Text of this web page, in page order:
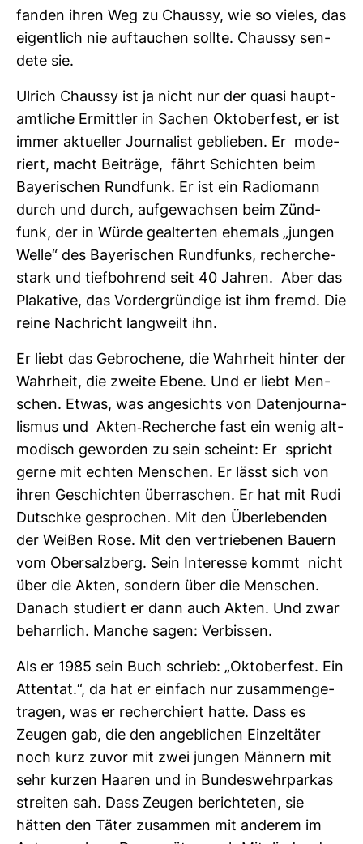
fanden ihren Weg zu Chaussy, wie so vieles, das
eigent­lich nie auf­tau­chen sollte. Chaussy sen­
dete sie.
Ulrich Chaussy ist ja nicht nur der quasi haupt­
amt­liche Ermittler in Sachen Okto­ber­fest, er ist
immer aktu­eller Jour­na­list geblieben. Er mode­
riert, macht Bei­träge, fährt Schichten beim
Baye­ri­schen Rund­funk. Er ist ein Radio­mann
durch und durch, auf­ge­wachsen beim Zünd­
funk, der in Würde geal­terten ehe­mals „jungen
Welle“ des Baye­ri­schen Rund­funks, recher­che­
stark und tief­boh­rend seit 40 Jahren. Aber das
Pla­ka­tive, das Vor­der­grün­dige ist ihm fremd. Die
reine Nach­richt lang­weilt ihn.
Er liebt das Gebro­chene, die Wahr­heit hinter der
Wahr­heit, die zweite Ebene. Und er liebt Men­
schen. Etwas, was ange­sichts von Daten­jour­na­
lismus und Akten-​Recherche fast ein wenig alt­
mo­disch geworden zu sein scheint: Er spricht
gerne mit echten Men­schen. Er lässt sich von
ihren Geschichten über­ra­schen. Er hat mit Rudi
Dutschke gespro­chen. Mit den Über­le­benden
der Weißen Rose. Mit den ver­trie­benen Bauern
vom Ober­salz­berg. Sein Inter­esse kommt nicht
über die Akten, son­dern über die Men­schen.
Danach stu­diert er dann auch Akten. Und zwar
beharr­lich. Manche sagen: Ver­bissen.
Als er 1985 sein Buch schrieb: „Okto­ber­fest. Ein
Attentat.“, da hat er ein­fach nur zusam­men­ge­
tragen, was er recher­chiert hatte. Dass es
Zeugen gab, die den angeb­li­chen Ein­zel­täter
noch kurz zuvor mit zwei jungen Män­nern mit
sehr kurzen Haaren und in Bun­des­wehrparkas
streiten sah. Dass Zeugen berich­teten, sie
hätten den Täter zusammen mit anderem im